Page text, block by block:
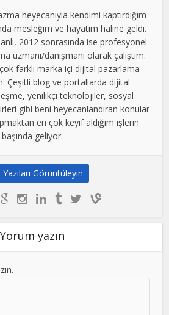
heyecanıyla kendimi kaptırdığım
mesleğim ve hayatım haline geldi.
2012 sonrasında ise profesyonel
uzmanı/danışmanı olarak çalıştım.
farklı marka içi dijital pazarlama
Çeşitli blog ve portallarda dijital
yenilikçi teknolojiler, sosyal
gibi beni heyecanlandıran konular
en çok keyif aldığım işlerin
başında geliyor.
Görüntüleyin
Yorum yazın